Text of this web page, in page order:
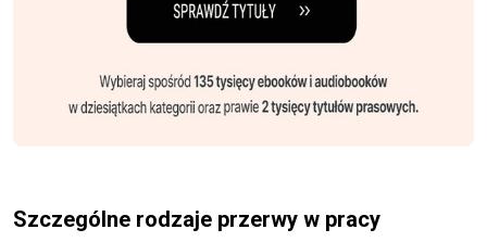
Szczególne rodzaje przerwy w pracy